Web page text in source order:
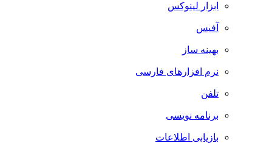
ابزار لینوکس
آفیس
بهینه ساز
نرم افزارهای فارسی
تلفن
برنامه نویسی
بازیابی اطلاعات